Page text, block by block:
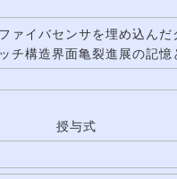
ァイバセンサを埋め込ん
チ構造界面亀裂進展の記憶
授与式